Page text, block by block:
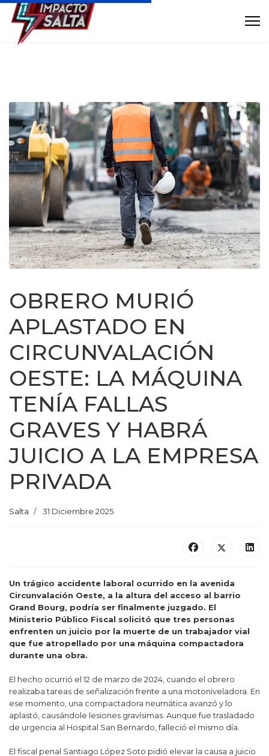
OBRERO MURIÓ
APLASTADO EN
CIRCUNVALACIÓN
OESTE: LA MÁQUINA
TENÍA FALLAS
GRAVES Y HABRÁ
JUICIO A LA EMPRESA
PRIVADA
Salta 31 Diciembre 2025
Un trágico accidente laboral ocurrido en la avenida
Circunvalación Oeste, a la altura del acceso al barrio
Grand Bourg, podría ser finalmente juzgado. El
Ministerio Público Fiscal solicitó que tres personas
enfrenten un juicio por la muerte de un trabajador vial
que fue atropellado por una máquina compactadora
durante una obra.
El hecho ocurrió el 12 de marzo de 2024, cuando el obrero
realizaba tareas de señalización frente a una motoniveladora. En
ese momento, una compactadora neumática avanzó y lo
aplastó, causándole lesiones gravísimas. Aunque fue trasladado
de urgencia al Hospital San Bernardo, falleció el mismo día.
El fiscal penal Santiago López Soto pidió elevar la causa a juicio